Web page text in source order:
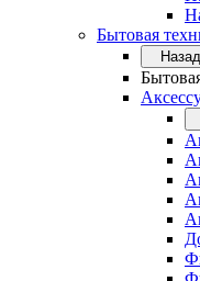
Бытовая
Назад